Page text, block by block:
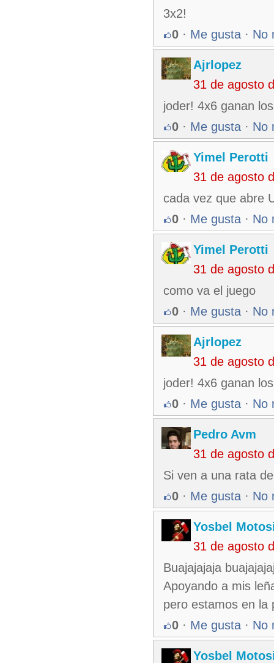
3x2!
0 · Me gusta · No
Ajrlopez
31 de agosto
joder! 4x6 ganan
0 · Me gusta · No
Yimel Perotti
31 de agosto
cada vez que abre
0 · Me gusta · No
Yimel Perotti
31 de agosto
como va el juego
0 · Me gusta · No
Ajrlopez
31 de agosto
joder! 4x6 ganan
0 · Me gusta · No
Pedro Avm
31 de agosto
Si ven a una rata
0 · Me gusta · No
Yosbel
31 de agosto
Buajajajaja
Apoyando a mis
pero estamos en la
0 · Me gusta · No
Yosbel